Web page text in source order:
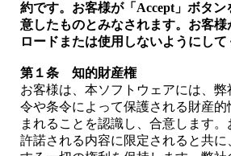
約です。お客様が「Accept」ボタ
意したものとみなされます。お客
ロードまたは使用しないようにして
第１条 知的財産権
お客様は、本ソフトウェアには、
令や条令によって保護される財産
まれることを認識し、合意します
許諾される内容に限定されると共